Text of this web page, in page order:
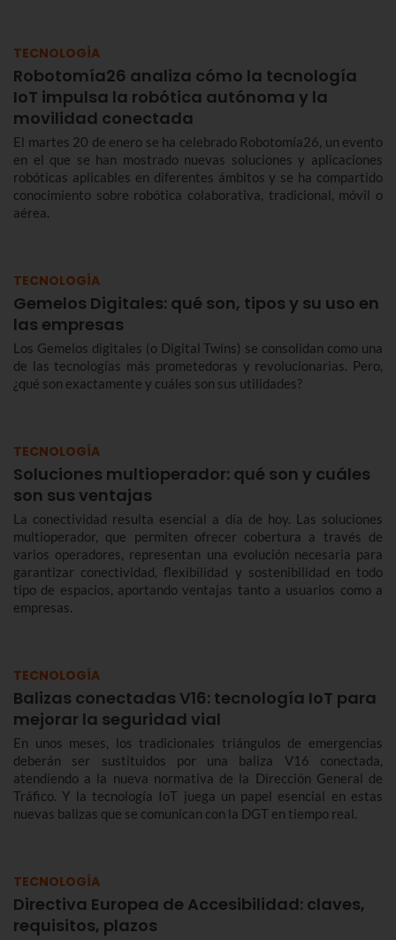
TECNOLOGÍA
Robotomía26 analiza cómo la tecnología
IoT impulsa la robótica autónoma y la
movilidad conectada
El martes 20 de enero se ha celebrado Robotomía26, un evento
en el que se han mostrado nuevas soluciones y aplicaciones
robóticas aplicables en diferentes ámbitos y se ha compartido
conocimiento sobre robótica colaborativa, tradicional, móvil o
aérea.
TECNOLOGÍA
Gemelos Digitales: qué son, tipos y su uso en
las empresas
Los Gemelos digitales (o Digital Twins) se consolidan como una
de las tecnologías más prometedoras y revolucionarias. Pero,
¿qué son exactamente y cuáles son sus utilidades?
TECNOLOGÍA
Soluciones multioperador: qué son y cuáles
son sus ventajas
La conectividad resulta esencial a día de hoy. Las soluciones
multioperador, que permiten ofrecer cobertura a través de
varios operadores, representan una evolución necesaria para
garantizar conectividad, flexibilidad y sostenibilidad en todo
tipo de espacios, aportando ventajas tanto a usuarios como a
empresas.
TECNOLOGÍA
Balizas conectadas V16: tecnología IoT para
mejorar la seguridad vial
En unos meses, los tradicionales triángulos de emergencias
deberán ser sustituidos por una baliza V16 conectada,
atendiendo a la nueva normativa de la Dirección General de
Tráfico. Y la tecnología IoT juega un papel esencial en estas
nuevas balizas que se comunican con la DGT en tiempo real.
TECNOLOGÍA
Directiva Europea de Accesibilidad: claves,
requisitos, plazos